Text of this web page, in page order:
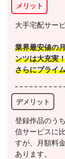
メリット
大手宅配サー
業界最安値の
ンツは大充実
さらにプライ
デメリット
登録作品のう
信サービスに
すが、月額料
あります。